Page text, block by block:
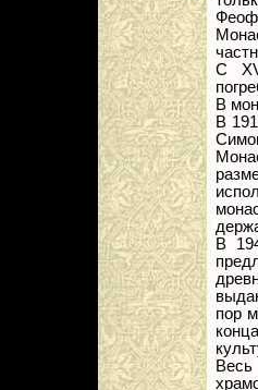
С
В
В
В
пор